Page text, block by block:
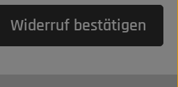
Widerruf bestätigen